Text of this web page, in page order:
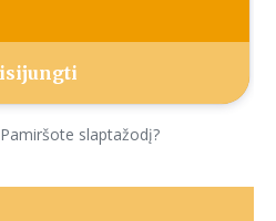
Pamiršote slaptažodį?